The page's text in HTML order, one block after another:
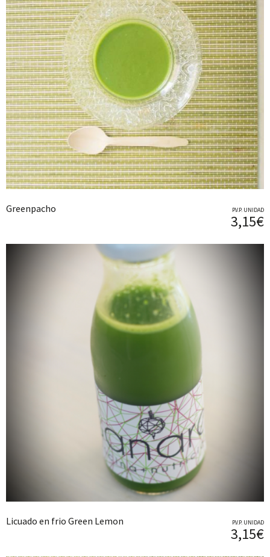
Greenpacho P.V.P. UNIDAD
3,15€
Licuado en frio Green Lemon P.V.P. UNIDAD
3,15€